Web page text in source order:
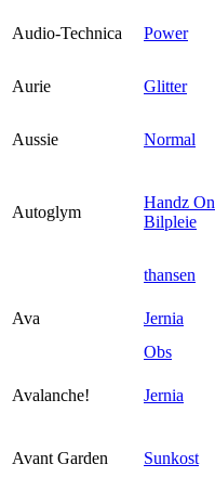
Audio-Technica Power
Aurie
Glitter
Aussie Normal
Autoglym
Handz On
Bilpleie
thansen
Ava
Jernia
Obs
Avalanche! Jernia
Avant Garden Sunkost